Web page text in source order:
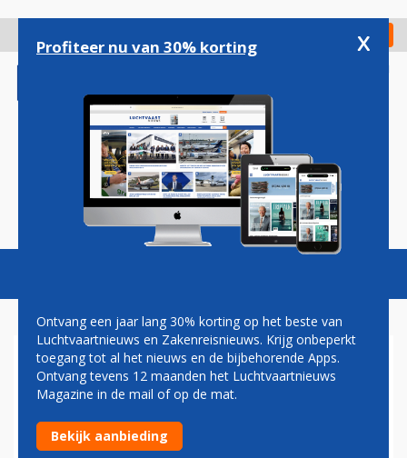
gaan
Check in
Magazine Podcasts Vacatures
EERSTE BEELDEN VAN KLM
BOEING 787-10
Profiteer nu van 30% korting x
Ontvang een jaar lang 30% korting op het beste van
Luchtvaartnieuws en Zakenreisnieuws. Krijg onbeperkt
toegang tot al het nieuws en de bijbehorende Apps.
Ontvang tevens 12 maanden het Luchtvaartnieuws
Magazine in de mail of op de mat.
Bekijk aanbieding